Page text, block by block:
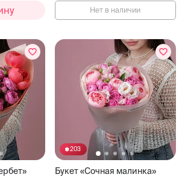
Нет в наличии
203
Букет «Сочная малинка»